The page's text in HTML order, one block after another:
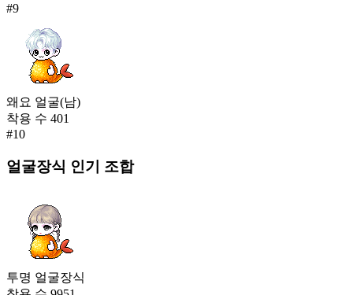
#9
왜요 얼굴(남)
착용 수 401
#10
얼굴장식 인기 조합
투명 얼굴장식